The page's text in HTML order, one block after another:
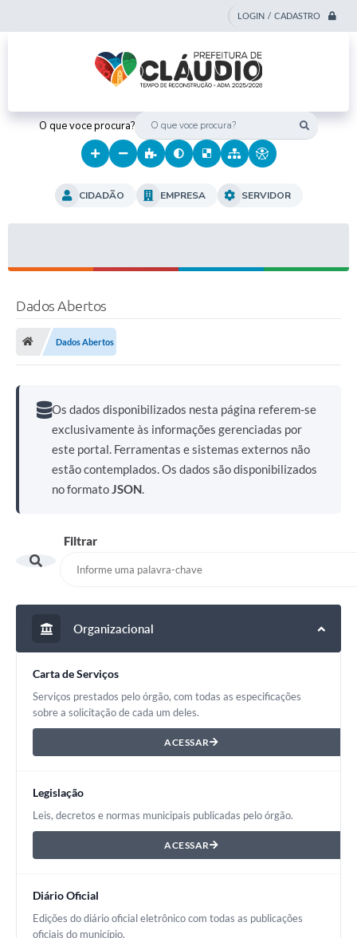
LOGIN / CADASTRO
O que voce procura?
CIDADÃO EMPRESA SERVIDOR
Dados Abertos
Dados Abertos
Os dados disponibilizados nesta página referem-se
exclusivamente às informações gerenciadas por
este portal. Ferramentas e sistemas externos não
estão contemplados. Os dados são disponibilizados
no formatoJSON.
Filtrar
Organizacional
Carta de Serviços
Serviços prestados pelo órgão, com todas as especificações
sobre a solicitação de cada um deles.
ACESSAR
Legislação
Leis, decretos e normas municipais publicadas pelo órgão.
ACESSAR
Diário Oficial
Edições do diário oficial eletrônico com todas as publicações
oficiais do município.